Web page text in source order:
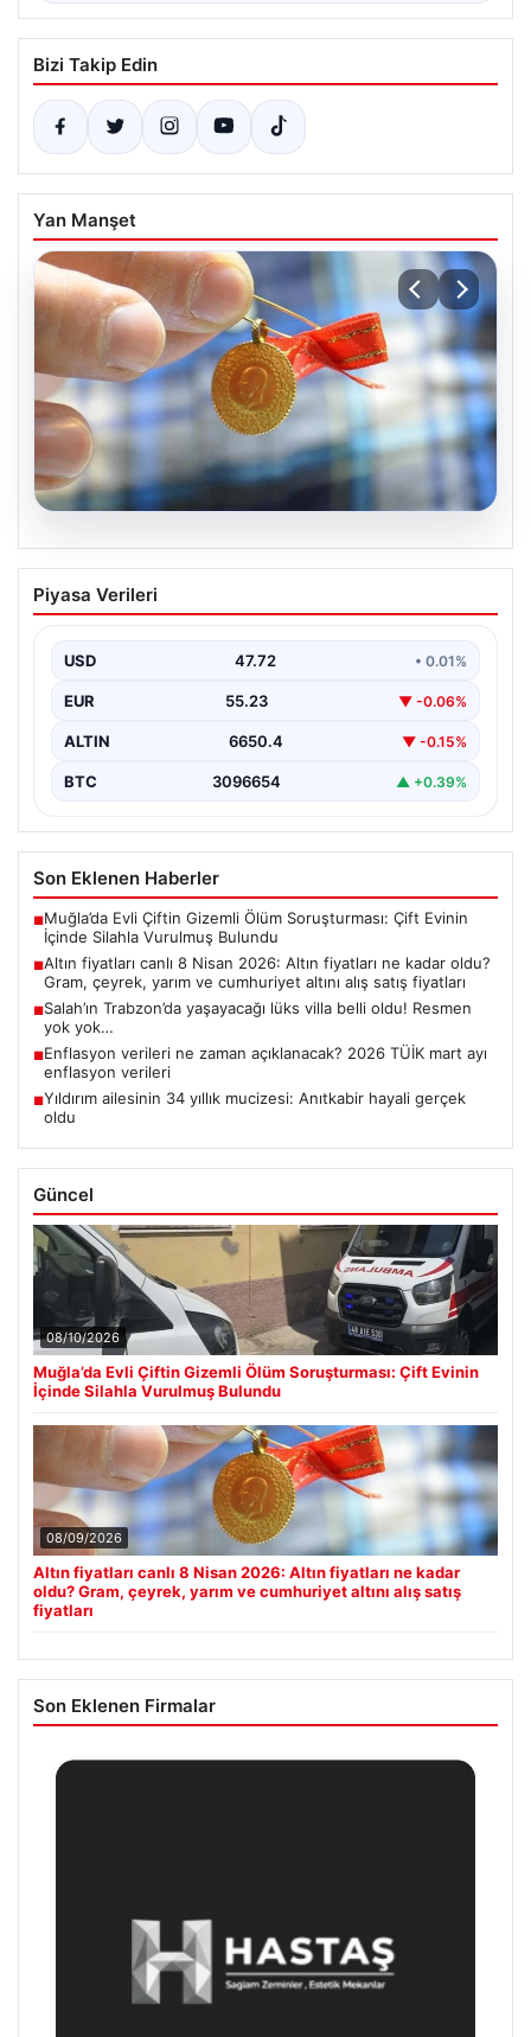
Bizi Takip Edin
Yan Manşet
09.08.2026
Altın fiyatları canlı 8 Nisan 2026: Altın
fiyatları ne kadar oldu? Gram, çeyrek,
fiyatları
Piyasa Verileri
USD 47.72 • 0.01%
EUR 55.23 ▼ -0.06%
ALTIN 6650.4 ▼ -0.15%
BTC 3096654 ▲ +0.39%
Son Eklenen Haberler
■Muğla’da Evli Çiftin Gizemli Ölüm Soruşturması: Çift Evinin
İçinde Silahla Vurulmuş Bulundu
■Altın fiyatları canlı 8 Nisan 2026: Altın fiyatları ne kadar oldu?
Gram, çeyrek, yarım ve cumhuriyet altını alış satış fiyatları
■Salah’ın Trabzon’da yaşayacağı lüks villa belli oldu! Resmen
yok yok…
■Enflasyon verileri ne zaman açıklanacak? 2026 TÜİK mart ayı
enflasyon verileri
■Yıldırım ailesinin 34 yıllık mucizesi: Anıtkabir hayali gerçek
oldu
Güncel
08/10/2026
Muğla’da Evli Çiftin Gizemli Ölüm Soruşturması: Çift Evinin
İçinde Silahla Vurulmuş Bulundu
08/09/2026
Altın fiyatları canlı 8 Nisan 2026: Altın fiyatları ne kadar
oldu? Gram, çeyrek, yarım ve cumhuriyet altını alış satış
fiyatları
Son Eklenen Firmalar